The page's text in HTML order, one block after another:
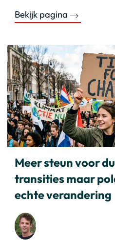
Bekijk pagina
Meer steun voor
transities maar
echte verandering